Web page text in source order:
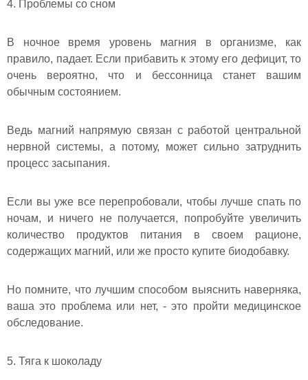
4. Проблемы со сном
В ночное время уровень магния в организме, как
правило, падает. Если прибавить к этому его дефицит, то
очень вероятно, что и бессонница станет вашим
обычным состоянием.
Ведь магний напрямую связан с работой центральной
нервной системы, а потому, может сильно затруднить
процесс засыпания.
Если вы уже все перепробовали, чтобы лучше спать по
ночам, и ничего не получается, попробуйте увеличить
количество продуктов питания в своем рационе,
содержащих магний, или же просто купите биодобавку.
Но помните, что лучшим способом выяснить наверняка,
ваша это проблема или нет, - это пройти медицинское
обследование.
5. Тяга к шоколаду